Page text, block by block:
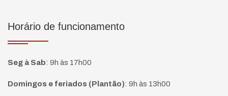
Horário de funcionamento
Seg à Sab: 9h às 17h00
Domingos e feriados (Plantão): 9h às 13h00